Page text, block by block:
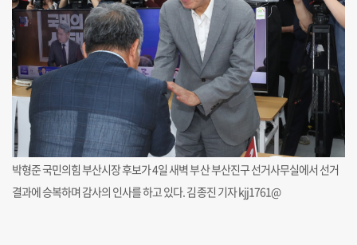
박형준 국민의힘 부산시장 후보가 4일 새벽 부산 부산진구 선거사무실에서 선거
결과에 승복하며 감사의 인사를 하고 있다. 김종진 기자 kjj1761@